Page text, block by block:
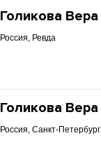
Голикова Вера
Россия, Ревда
Голикова Вера
Россия, Санкт-Петербург